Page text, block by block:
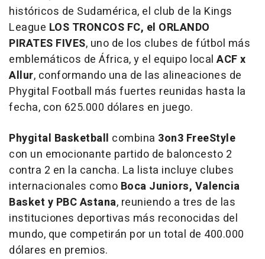
históricos de Sudamérica, el club de la Kings
League LOS TRONCOS FC, el ORLANDO
PIRATES FIVES, uno de los clubes de fútbol más
emblemáticos de África, y el equipo local ACF x
Allur, conformando una de las alineaciones de
Phygital Football más fuertes reunidas hasta la
fecha, con 625.000 dólares en juego.
Phygital Basketball combina 3on3 FreeStyle
con un emocionante partido de baloncesto 2
contra 2 en la cancha. La lista incluye clubes
internacionales como Boca Juniors, Valencia
Basket y PBC Astana, reuniendo a tres de las
instituciones deportivas más reconocidas del
mundo, que competirán por un total de 400.000
dólares en premios.